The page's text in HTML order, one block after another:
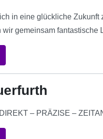
in eine glückliche
gemeinsam fantastische
– PRÄZISE –